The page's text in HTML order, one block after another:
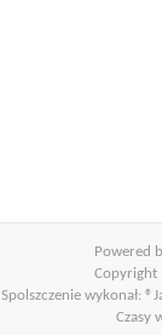
Powered
Copyright
Spolszczenie wykonał:
Czasy